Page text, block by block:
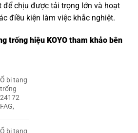
để chịu được tải trọng lớn và hoạt
điều kiện làm việc khắc nghiệt.
trống hiệu KOYO tham khảo bên
Ổ bi tang
trống
24172
FAG,